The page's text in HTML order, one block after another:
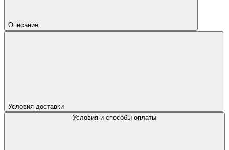
Описание
Условия доставки
Условия и способы оплаты